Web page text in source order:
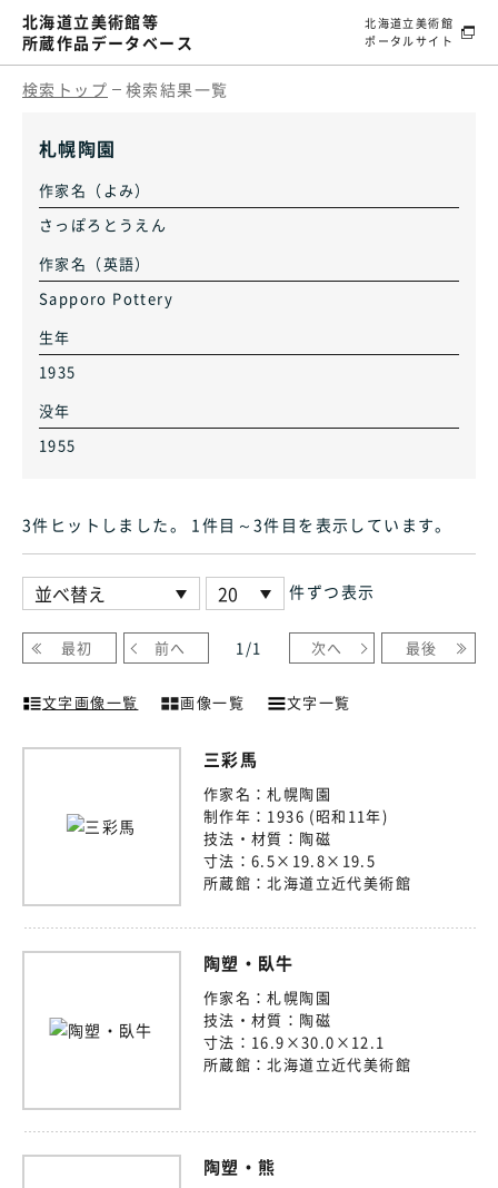
北海道立美術館等
所蔵作品データベース
北海道立美術館
ポータルサイト
検索トップ 検索結果一覧
札幌陶園
作家名（よみ）
さっぽろとうえん
作家名（英語）
Sapporo Pottery
生年
1935
没年
1955
3件ヒット しました。 1件目～3件目 を表示しています。
件ずつ表示
最初 前へ 1 /1 次へ 最後
文字画像一覧 画像一覧 文字一覧
三彩馬
作家名：札幌陶園
制作年： 1936 (昭和11年)
技法・材質： 陶磁
寸法： 6.5×19.8×19.5
所蔵館：北海道立近代美術館
陶塑・臥牛
作家名：札幌陶園
技法・材質： 陶磁
寸法： 16.9×30.0×12.1
所蔵館： 北海道立近代美術館
陶塑・熊